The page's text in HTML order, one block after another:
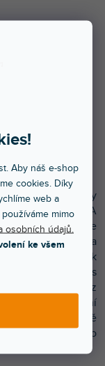
Aby náš e-shop
cookies. Díky
web a
mimo
osobních údajů.
ke všem
aplikacemi
můžete hrát i díky
zařízení. A
můžete
jsou gramofony a
C pro připojení k
pro Mac/Windows
a ani pro jeden z
připojení
pohodlně
nebo mobilního